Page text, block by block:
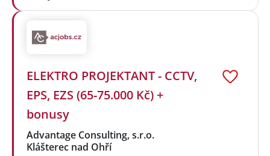
ELEKTRO PROJEKTANT - CCTV,
EPS, EZS (65-75.000 Kč) +
bonusy
Advantage Consulting, s.r.o.
Klášterec nad Ohří